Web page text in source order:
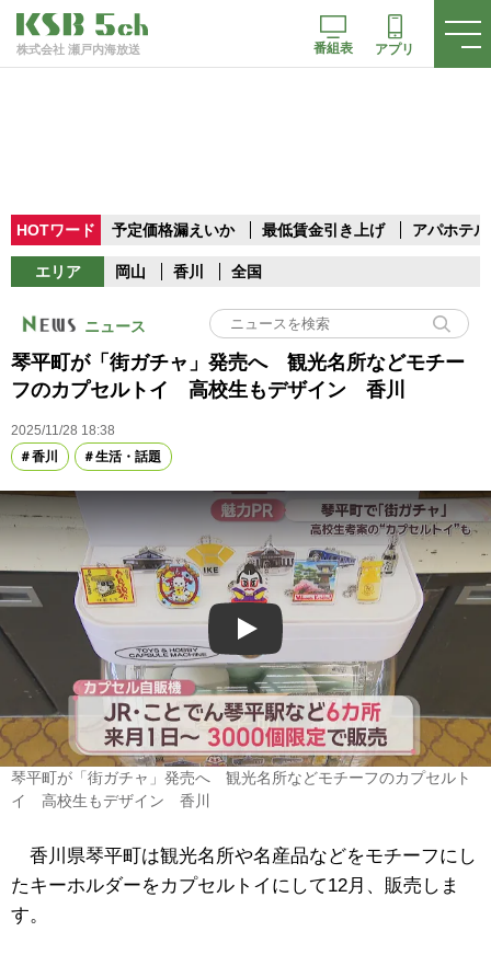
株式会社 瀬戸内海放送 番組表 アプリ
HOTワード 予定価格漏えいか 最低賃金引き上げ アパホテル
エリア 岡山 香川 全国
ニュース
琴平町が「街ガチャ」発売へ 観光名所などモチー
フのカプセルトイ 高校生もデザイン 香川
2025/11/28 18:38
香川
生活・話題
Play
琴平町が「街ガチャ」発売へ 観光名所などモチーフのカプセルト
イ 高校生もデザイン 香川
香川県琴平町は観光名所や名産品などをモチーフにし
たキーホルダーをカプセルトイにして12月、販売しま
す。